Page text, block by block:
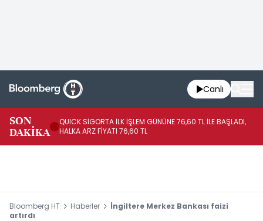
Canlı
SON
DAKİKA
QUICK SİGORTA İLK İŞLEM GÜNÜNE 76,60 TL İLE BAŞLADI,
HALKA ARZ FİYATI 76,60 TL
Bloomberg HT Haberler
İngiltere Merkez Bankası faizi
artırdı